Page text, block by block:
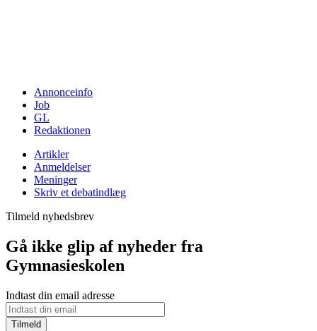
Annonceinfo
Job
GL
Redaktionen
Artikler
Anmeldelser
Meninger
Skriv et debatindlæg
Tilmeld nyhedsbrev
Gå ikke glip af nyheder fra
Gymnasieskolen
Indtast din email adresse
Tilmeld